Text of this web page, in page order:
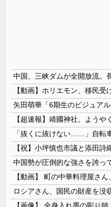
中国、三峡ダムが全開放流。
【超速報】靖國神社、よう
ロシアさん、国民の財産を没